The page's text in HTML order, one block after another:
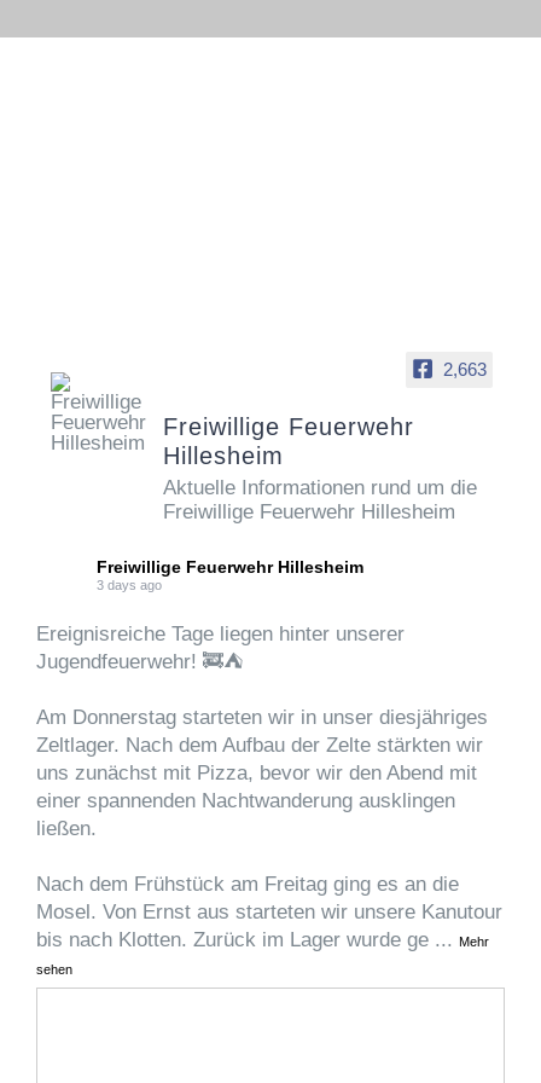
2,663
Freiwillige Feuerwehr
Hillesheim
Aktuelle Informationen rund um die
Freiwillige Feuerwehr Hillesheim
Freiwillige Feuerwehr Hillesheim
3 days ago
Ereignisreiche Tage liegen hinter unserer
Jugendfeuerwehr! 🚒⛺
Am Donnerstag starteten wir in unser diesjähriges
Zeltlager. Nach dem Aufbau der Zelte stärkten wir
uns zunächst mit Pizza, bevor wir den Abend mit
einer spannenden Nachtwanderung ausklingen
ließen.
Nach dem Frühstück am Freitag ging es an die
Mosel. Von Ernst aus starteten wir unsere Kanutour
bis nach Klotten. Zurück im Lager wurde ge ... Mehr
sehen